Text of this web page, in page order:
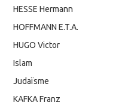
HESSE Hermann
HOFFMANN E.T.A.
HUGO Victor
Islam
Judaïsme
KAFKA Franz